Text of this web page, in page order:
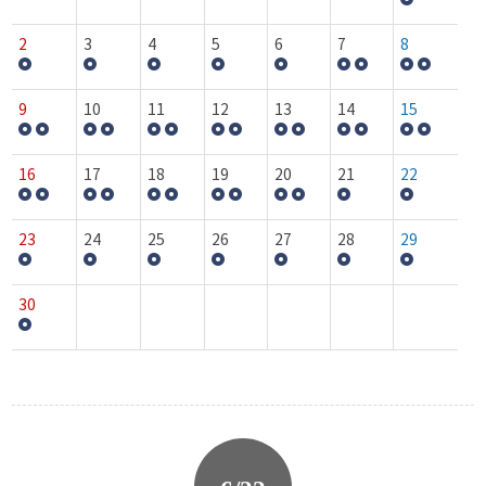
2 3 4 5 6 7 8
9 10 11 12 13 14 15
16 17 18 19 20 21 22
23 24 25 26 27 28 29
30